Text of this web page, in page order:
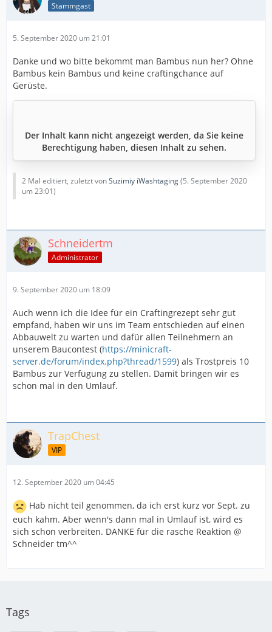
Stammgast
5. September 2020 um 21:01
Danke und wo bitte bekommt man Bambus nun her? Ohne
Bambus kein Bambus und keine craftingchance auf
Gerüste.
Der Inhalt kann nicht angezeigt werden, da Sie keine
Berechtigung haben, diesen Inhalt zu sehen.
2 Mal editiert, zuletzt vonSuzimiy iWashtaging(5. September 2020
um 23:01)
Schneidertm
Administrator
9. September 2020 um 18:09
Auch wenn ich die Idee für ein Craftingrezept sehr gut
empfand, haben wir uns im Team entschieden auf einen
Abbauwelt zu warten und dafür allen Teilnehmern an
unserem Baucontest (https://minicraft-
server.de/forum/index.php?thread/1599) als Trostpreis 10
Bambus zur Verfügung zu stellen. Damit bringen wir es
schon mal in den Umlauf.
TrapChest
VIP
12. September 2020 um 04:45
Hab nicht teil genommen, da ich erst kurz vor Sept. zu
euch kahm. Aber wenn's dann mal in Umlauf ist, wird es
sich schon verbreiten. DANKE für die rasche Reaktion @
Schneider tm^^
Tags